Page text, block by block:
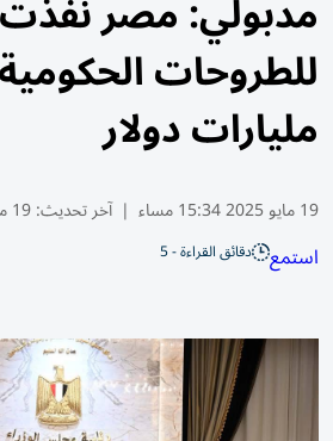
مليارات دولار
19 مايو 2025 15:34 مساء | آخر تحديث:19 مايو 15:34 2025
استمع دقائق القراءة - 5